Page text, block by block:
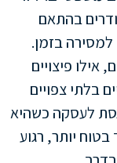
בהתאם
למסירה בזמן.
פיצויים
בלתי צפויים
לעסקה כשהיא
יותר, רגוע